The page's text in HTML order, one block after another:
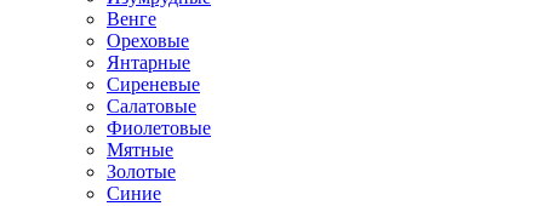
Венге
Ореховые
Янтарные
Сиреневые
Салатовые
Фиолетовые
Мятные
Золотые
Синие